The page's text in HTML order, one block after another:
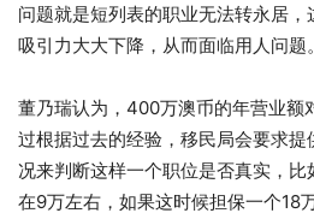
问题就是短列表的职业无法转永居
吸引力大大下降，从而面临用人问题。
董乃瑞认为，400万澳币的年营业额
过根据过去的经验，移民局会要求
况来判断这样一个职位是否真实，
在9万左右，如果这时候担保一个18